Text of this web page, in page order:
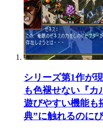
シリーズ第1作が
も色褪せない『カ
遊びやすい機能も
典”に触れるのに